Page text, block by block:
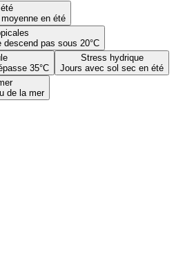
en été
descend pas sous 20°C
35°C
Stress hydrique
Jours avec sol sec en été
de la mer